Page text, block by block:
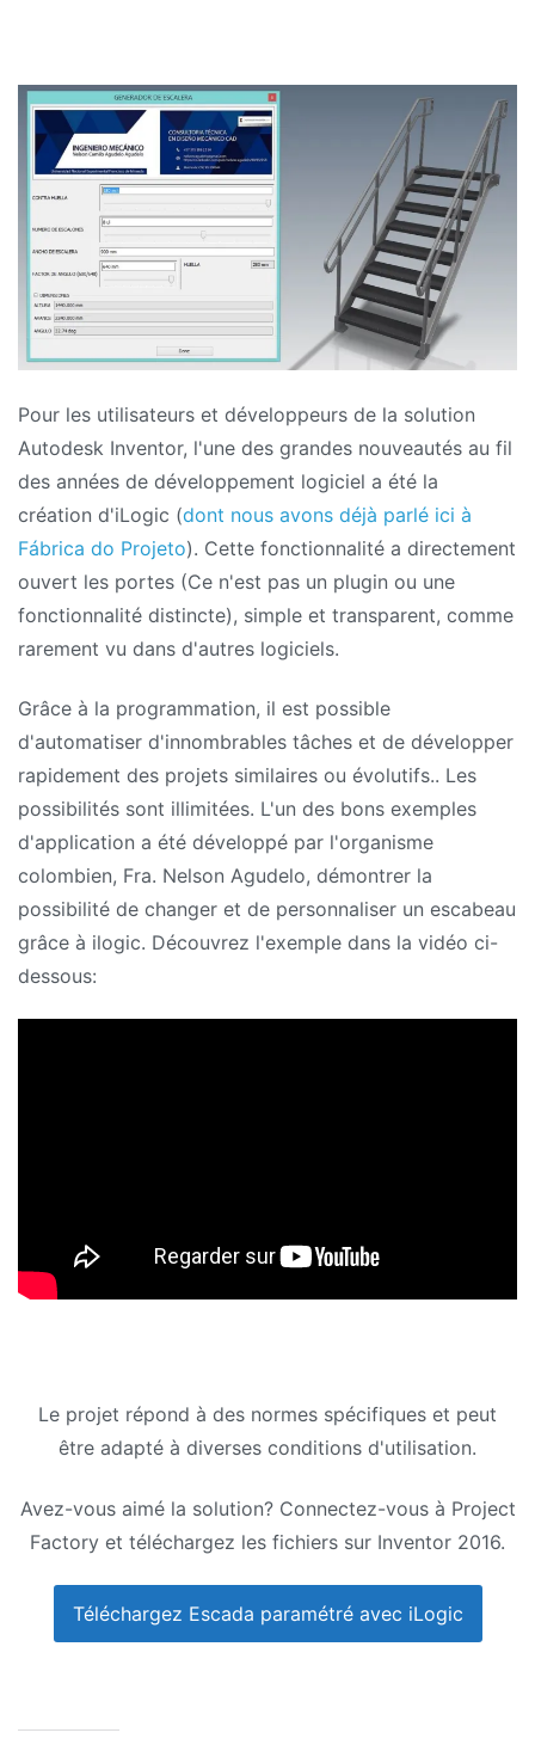
Pour les utilisateurs et développeurs de la solution
Autodesk Inventor, l'une des grandes nouveautés au fil
des années de développement logiciel a été la
création d'iLogic (dont nous avons déjà parlé ici à
Fábrica do Projeto). Cette fonctionnalité a directement
ouvert les portes (Ce n'est pas un plugin ou une
fonctionnalité distincte), simple et transparent, comme
rarement vu dans d'autres logiciels.
Grâce à la programmation, il est possible
d'automatiser d'innombrables tâches et de développer
rapidement des projets similaires ou évolutifs.. Les
possibilités sont illimitées. L'un des bons exemples
d'application a été développé par l'organisme
colombien, Fra. Nelson Agudelo, démontrer la
possibilité de changer et de personnaliser un escabeau
grâce à ilogic. Découvrez l'exemple dans la vidéo ci-
dessous:
Le projet répond à des normes spécifiques et peut
être adapté à diverses conditions d'utilisation.
Avez-vous aimé la solution? Connectez-vous à Project
Factory et téléchargez les fichiers sur Inventor 2016.
Téléchargez Escada paramétré avec iLogic